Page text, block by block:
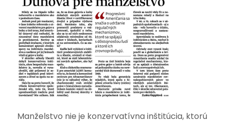
Manželstvo nie je konzervatívna inštitúcia, ktorú